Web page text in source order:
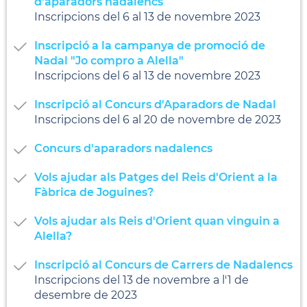
Inscripcions del 6 al 13 de novembre 2023
Inscripció a la campanya de promoció de
Nadal "Jo compro a Alella"
Inscripcions del 6 al 13 de novembre 2023
Inscripció al Concurs d'Aparadors de Nadal
Inscripcions del 6 al 20 de novembre de 2023
Concurs d'aparadors nadalencs
Vols ajudar als Patges del Reis d'Orient a la
Fàbrica de Joguines?
Vols ajudar als Reis d'Orient quan vinguin a
Alella?
Inscripció al Concurs de Carrers de Nadalencs
Inscripcions del 13 de novembre a l'1 de
desembre de 2023